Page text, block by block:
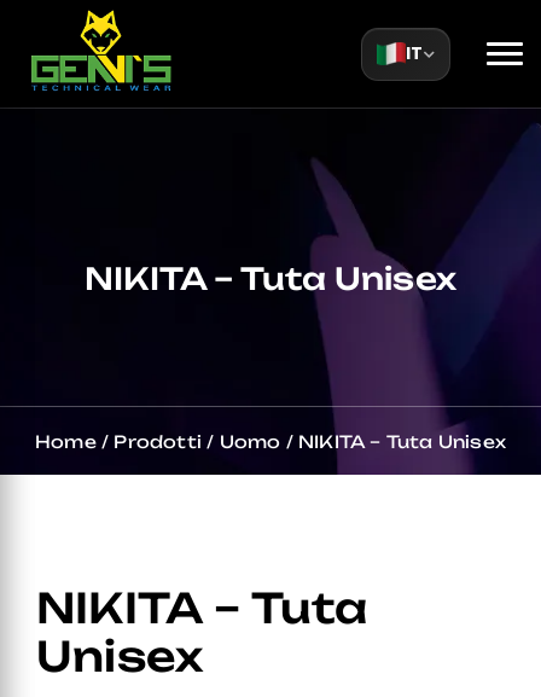
IT
NIKITA – Tuta Unisex
Home / Prodotti / Uomo / NIKITA – Tuta Unisex
NIKITA – Tuta
Unisex